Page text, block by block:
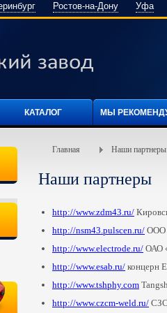
Ростов-на-Дону Уфа
КАТАЛОГ МЫ
Главная Наши партнеры
Наши партнеры
http://www.zdm43.ru/
http://nsm43.pulscen.ru/ ООО
http://www.electrode.ru/ ОАО
http://www.esab.ru/ концерн
http://www.tshphy.com
http://www.czcm-weld.ru/